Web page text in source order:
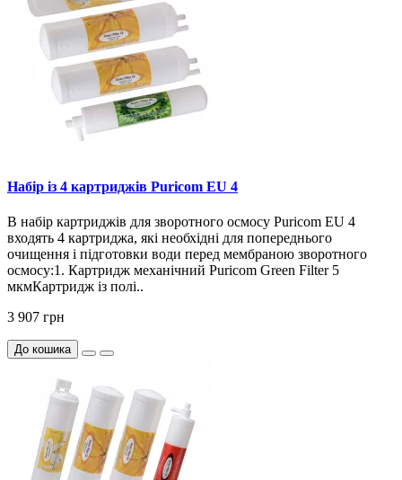
Набір із 4 картриджів Puricom EU 4
В набір картриджів для зворотного осмосу Puricom EU 4
входять 4 картриджа, які необхідні для попереднього
очищення і підготовки води перед мембраною зворотного
осмосу:1. Картридж механічний Puricom Green Filter 5
мкмКартридж із полі..
3 907 грн
До кошика